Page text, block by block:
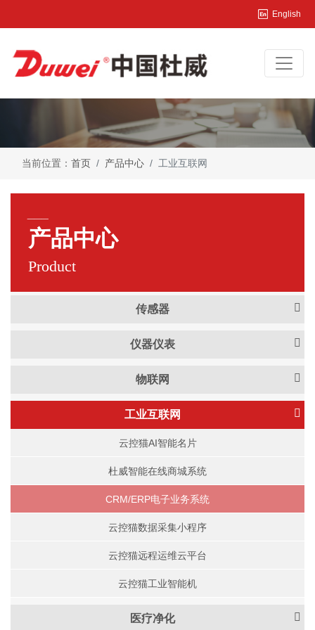
English
当前位置： 首页 产品中心 工业互联网
产品中心
Product
传感器
仪器仪表
物联网
工业互联网
云控猫AI智能名片
杜威智能在线商城系统
CRM/ERP电子业务系统
云控猫数据采集小程序
云控猫远程运维云平台
云控猫工业智能机
医疗净化